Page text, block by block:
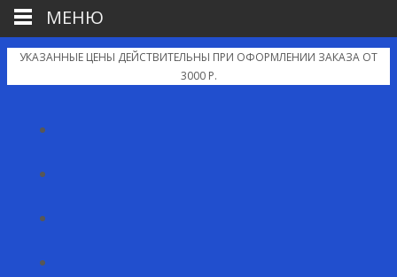
УКАЗАННЫЕ ЦЕНЫ ДЕЙСТВИТЕЛЬНЫ ПРИ ОФОРМЛЕНИИ ЗАКАЗА ОТ
3000 Р.
МЕНЮ